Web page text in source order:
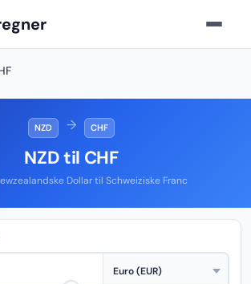
NZD → CHF
NZD til CHF
Dollar til Schweiziske Franc